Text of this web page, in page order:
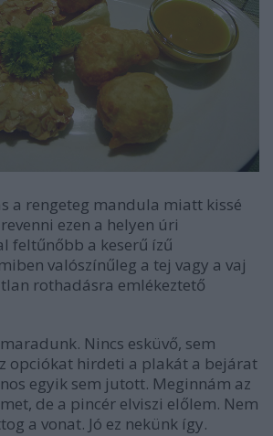
a rengeteg mandula miatt kissé
ezen a helyen úri
feltűnőbb a keserű ízű
valószínűleg a tej vagy a vaj
rothadásra emlékeztető
Nincs esküvő, sem
opciókat hirdeti a plakát a bejárat
egyik sem jutott. Meginnám az
de a pincér elviszi előlem. Nem
a vonat. Jó ez nekünk így.